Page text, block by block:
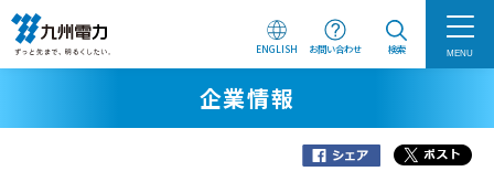
ENGLISH お問い合わせ 検索 MENU
企業情報